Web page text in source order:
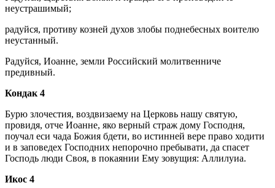
неустрашимый;
радуйся, противу козней духов злобы поднебесных воителю
неустанный.
Радуйся, Иоанне, земли Российский молитвенниче
предивный.
Кондак 4
Бурю злочестия, воздвизаему на Церковь нашу святую,
провидя, отче Иоанне, яко верный страж дому Господня,
поучал еси чада Божия бдети, во истинней вере право ходити
и в заповедех Господних непорочно пребывати, да спасет
Господь люди Своя, в покаянии Ему зовущия: Аллилуиа.
Икос 4